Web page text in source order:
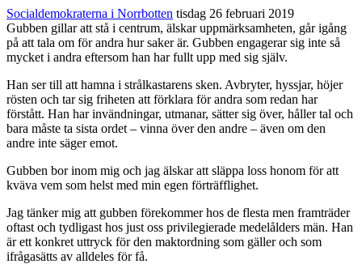
Socialdemokraterna i Norrbotten tisdag 26 februari 2019
Gubben gillar att stå i centrum, älskar uppmärksamheten, går igång
på att tala om för andra hur saker är. Gubben engagerar sig inte så
mycket i andra eftersom han har fullt upp med sig själv.
Han ser till att hamna i strålkastarens sken. Avbryter, hyssjar, höjer
rösten och tar sig friheten att förklara för andra som redan har
förstått. Han har invändningar, utmanar, sätter sig över, håller tal och
bara måste ta sista ordet – vinna över den andre – även om den
andre inte säger emot.
Gubben bor inom mig och jag älskar att släppa loss honom för att
kväva vem som helst med min egen förträfflighet.
Jag tänker mig att gubben förekommer hos de flesta men framträder
oftast och tydligast hos just oss privilegierade medelålders män. Han
är ett konkret uttryck för den maktordning som gäller och som
ifrågasätts av alldeles för få.